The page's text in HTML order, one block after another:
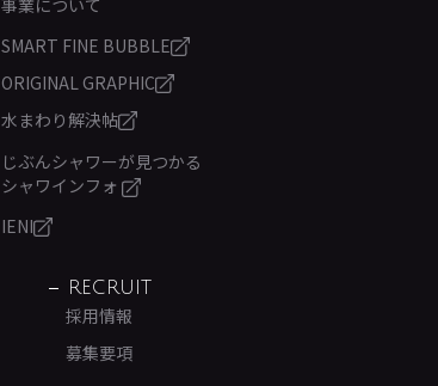
事業について
SMART FINE BUBBLE
ORIGINAL GRAPHIC
水まわり解決帖
じぶんシャワーが見つかる
シャワインフォ
IENI
RECRUIT
採用情報
募集要項